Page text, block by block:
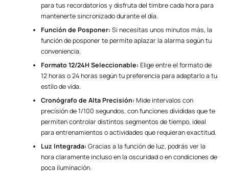
para tus recordatorios y disfruta del timbre cada hora para
mantenerte sincronizado durante el día.
Función de Posponer: Si necesitas unos minutos más, la
función de posponer te permite aplazar la alarma según tu
conveniencia.
Formato 12/24H Seleccionable: Elige entre el formato de
12 horas o 24 horas según tu preferencia para adaptarlo a tu
estilo de vida.
Cronógrafo de Alta Precisión: Mide intervalos con
precisión de 1/100 segundos, con funciones divididas que te
permiten controlar distintos segmentos de tiempo, ideal
para entrenamientos o actividades que requieran exactitud.
Luz Integrada: Gracias a la función de luz, podrás ver la
hora claramente incluso en la oscuridad o en condiciones de
poca iluminación.